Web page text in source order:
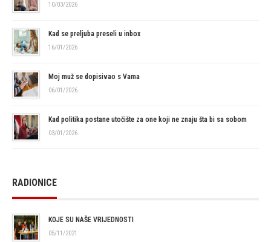
10/03/2026
Kad se preljuba preseli u inbox
16/01/2026
Moj muž se dopisivao s Vama
06/01/2026
Kad politika postane utočište za one koji ne znaju šta bi sa sobom
03/01/2026
RADIONICE
KOJE SU NAŠE VRIJEDNOSTI
05/11/2021